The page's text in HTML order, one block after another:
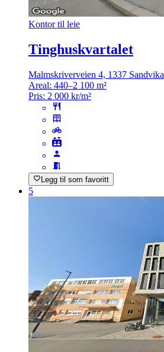
Kontor til leie
Tinghuskvartalet
Malmskriverveien 4, 1337 Sandvika
Areal: 440–2 100 m²
Pris: 2 000 kr/m²
Legg til som favoritt
5